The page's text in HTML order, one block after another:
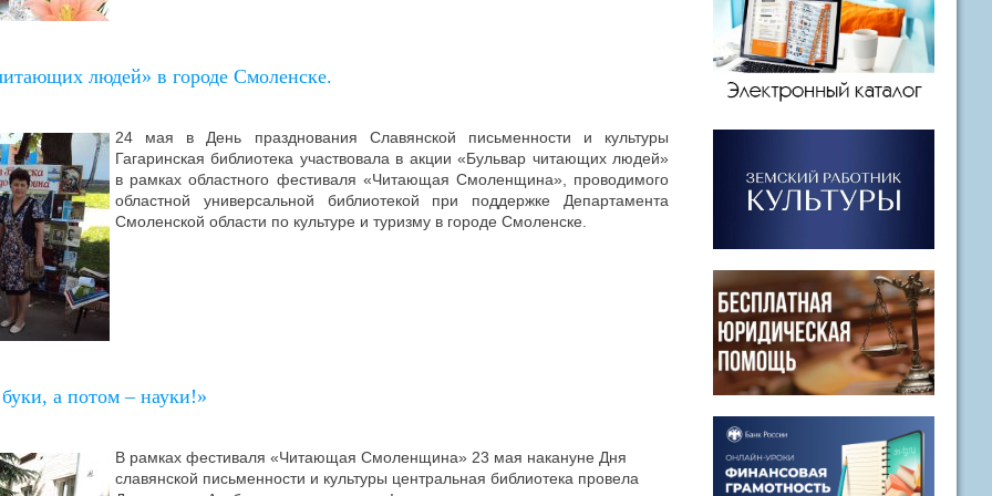
людей» в городе Смоленске.
24 мая в День празднования Славянской письменности и культуры
Гагаринская библиотека участвовала в акции «Бульвар читающих людей»
в рамках областного фестиваля «Читающая Смоленщина», проводимого
областной универсальной библиотекой при поддержке Департамента
Смоленской области по культуре и туризму в городе Смоленске.
а потом – науки!»
В рамках фестиваля «Читающая Смоленщина» 23 мая накануне Дня
славянской письменности и культуры центральная библиотека провела